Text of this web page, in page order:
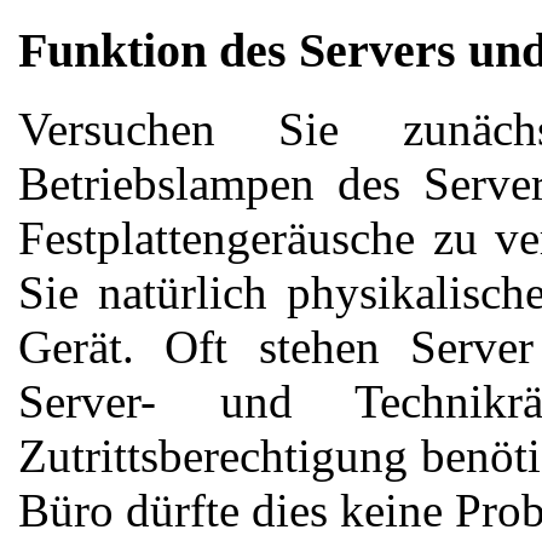
Funktion des Servers
Versuchen Sie
Betriebslampen des
Festplattengeräusche zu
Sie natürlich
Gerät. Oft stehen
Server- und
Zutrittsberechtigung
Büro dürfte dies keine